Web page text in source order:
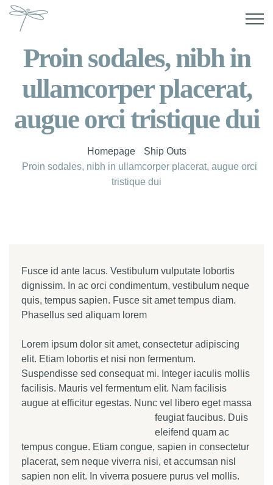
Proin sodales, nibh in
ullamcorper placerat,
augue orci tristique dui
Homepage
Ship Outs
Proin sodales, nibh in ullamcorper placerat, augue orci
tristique dui
Fusce id ante lacus. Vestibulum vulputate lobortis
dignissim. In ac orci condimentum, vestibulum neque
quis, tempus sapien. Fusce sit amet tempus diam.
Phasellus sed aliquam lorem
Lorem ipsum dolor sit amet, consectetur adipiscing
elit. Etiam lobortis et nisi non fermentum.
Suspendisse sed consequat mi. Integer iaculis mollis
facilisis. Mauris vel fermentum elit. Nam facilisis
augue at efficitur egestas. Nunc vel libero eget massa
feugiat faucibus. Duis
eleifend quam ac
tempus congue. Etiam congue, sapien in consectetur
placerat, sem neque viverra nisi, et accumsan nisl
sapien non elit. In viverra posuere purus vel mollis.